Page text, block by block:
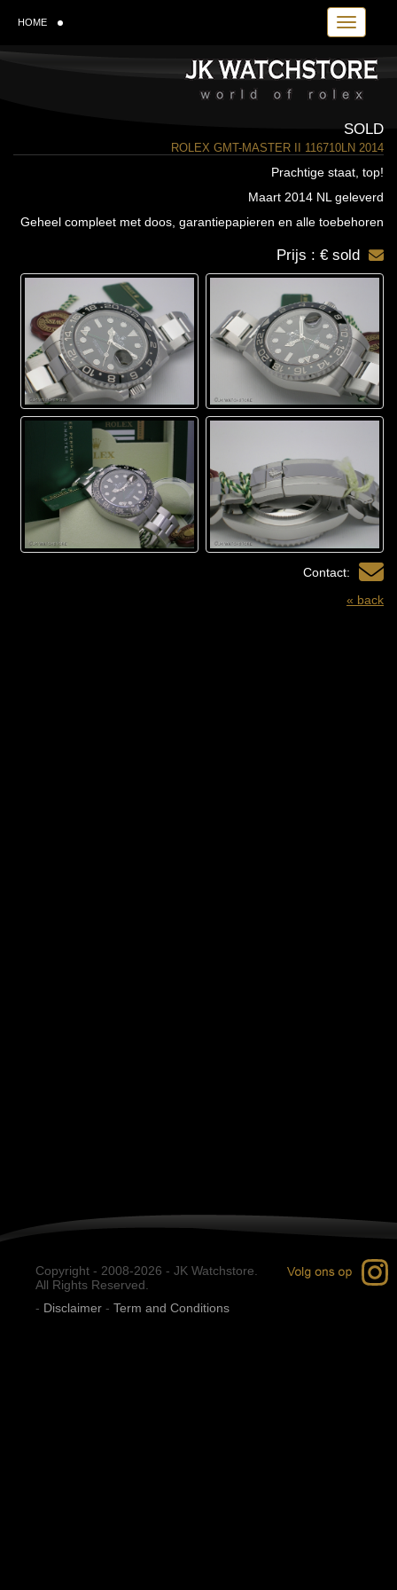
Toggle
HOME
SOLD
ROLEX GMT-MASTER II 116710LN 2014
Prachtige staat, top!
Maart 2014 NL geleverd
Geheel compleet met doos, garantiepapieren en alle toebehoren
Prijs : € sold
Contact:
« back
Copyright - 2008-2026 - JK Watchstore.
All Rights Reserved.
- Disclaimer - Term and Conditions